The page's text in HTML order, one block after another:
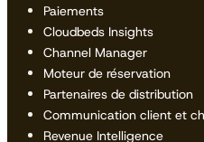
Paiements
Cloudbeds Insights
Channel Manager
Moteur de réservation
Partenaires de distribution
Communication client et
Revenue Intelligence